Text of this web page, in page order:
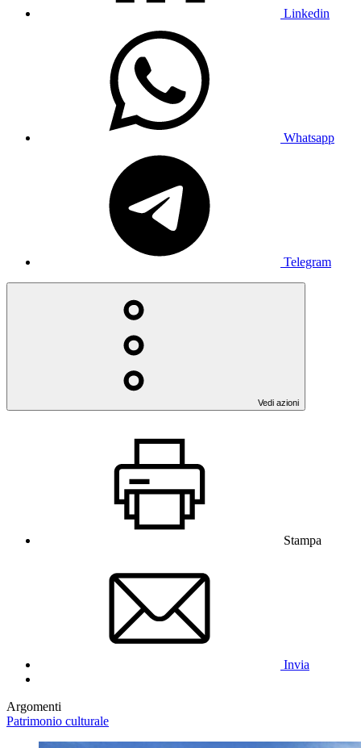
Linkedin
Whatsapp
Telegram
Vedi azioni
Stampa
Invia
Argomenti
Patrimonio culturale